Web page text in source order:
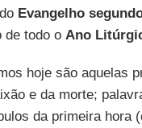
Evangelho
de todo o Ano
hoje são aquelas
e da morte;
da primeira hora